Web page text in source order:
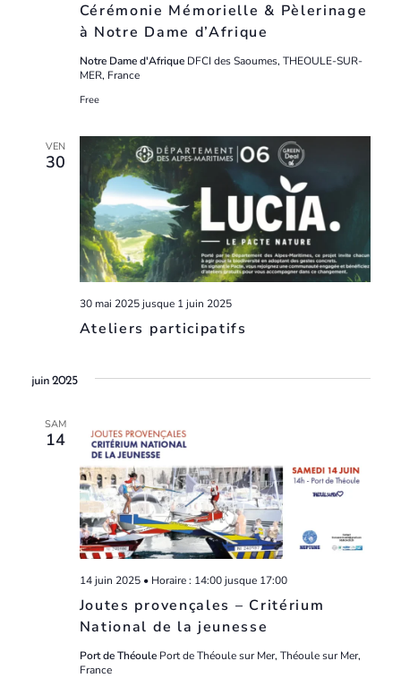
Cérémonie Mémorielle & Pèlerinage
à Notre Dame d’Afrique
Notre Dame d'Afrique DFCI des Saoumes, THEOULE-SUR-
MER, France
Free
VEN
30
Ateliers participatifs
30 mai 2025jusque 1 juin 2025
juin 2025
SAM
14
Joutes provençales – Critérium
National de la jeunesse
14 juin 2025 • Horaire : 14:00jusque 17:00
Port de Théoule Port de Théoule sur Mer, Théoule sur Mer,
France